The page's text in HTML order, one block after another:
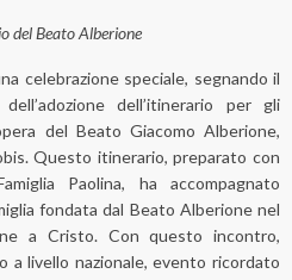
del Beato Alberione
celebrazione speciale, segnando il
dell’itinerario per gli
del Beato Giacomo Alberione,
Questo itinerario, preparato con
Paolina, ha accompagnato
fondata dal Beato Alberione nel
a Cristo. Con questo incontro,
a livello nazionale, evento ricordato